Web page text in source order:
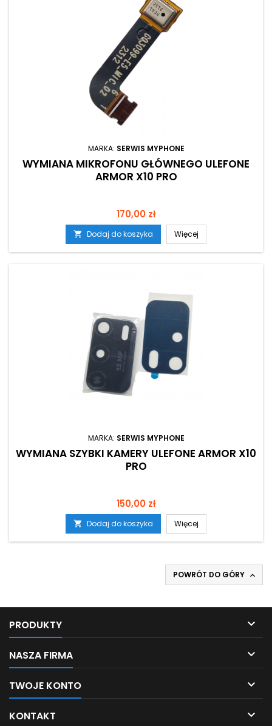
MARKA: SERWIS MYPHONE
WYMIANA MIKROFONU GŁÓWNEGO ULEFONE
ARMOR X10 PRO
Cena
170,00 zł
 Dodaj do koszyka Więcej
MARKA: SERWIS MYPHONE
WYMIANA SZYBKI KAMERY ULEFONE ARMOR X10
PRO
Cena
150,00 zł
 Dodaj do koszyka Więcej
POWRÓT DO GÓRY 
PRODUKTY 
NASZA FIRMA 
TWOJE KONTO 
KONTAKT 